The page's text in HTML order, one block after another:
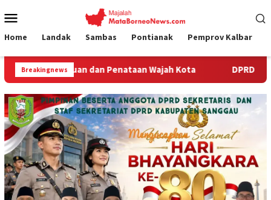
ke
Mobile
Home Landak Sambas Pontianak Pemprov Kalbar
Breakingnews
dan Penataan Wajah Kota DPRD Sambas Apresiasi